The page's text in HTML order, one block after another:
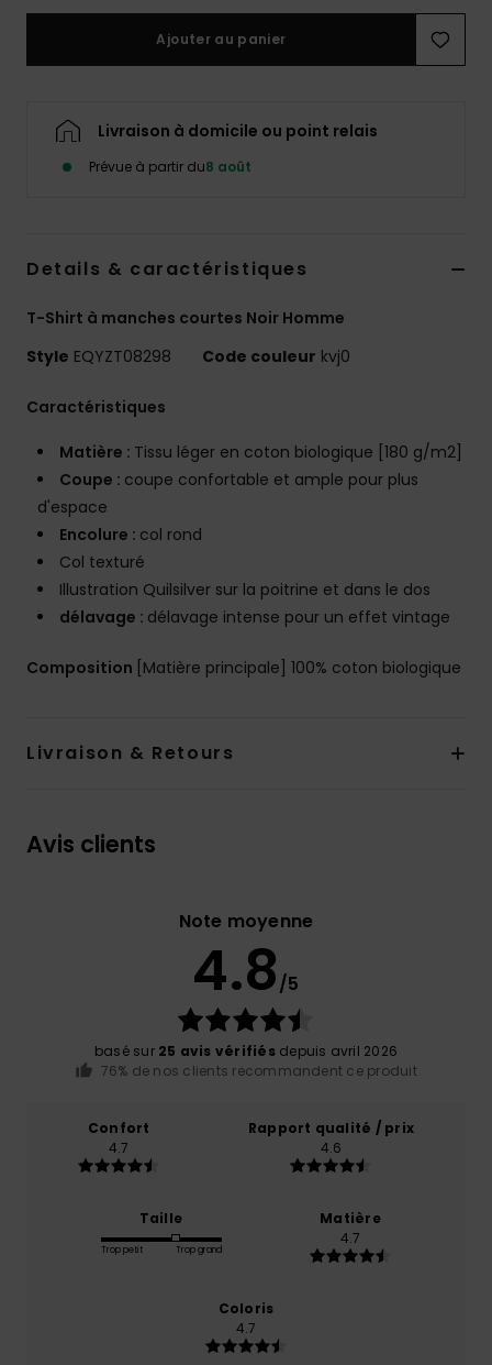
Ajouter au panier
Livraison à domicile ou point relais
Prévue à partir du8 août
Details & caractéristiques
T-Shirt à manches courtes Noir Homme
Style EQYZT08298 Code couleur kvj0
Caractéristiques
Matière : Tissu léger en coton biologique [180 g/m2]
Coupe : coupe confortable et ample pour plus
d'espace
Encolure : col rond
Col texturé
Illustration Quilsilver sur la poitrine et dans le dos
délavage : délavage intense pour un effet vintage
Composition [Matière principale] 100% coton biologique
Livraison & Retours
Avis clients
Note moyenne
4.8/5
basé sur 25 avis vérifiésdepuis avril 2026
76% de nos clients recommandent ce produit
Confort
4.7
Rapport qualité / prix
4.6
Taille
Trop petit Trop grand
Matière
4.7
Coloris
4.7